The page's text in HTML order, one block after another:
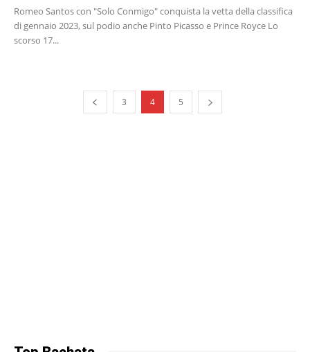
Romeo Santos con "Solo Conmigo" conquista la vetta della classifica
di gennaio 2023, sul podio anche Pinto Picasso e Prince Royce Lo
scorso 17...
3 4 5